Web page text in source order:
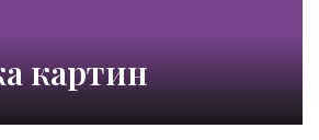
картин